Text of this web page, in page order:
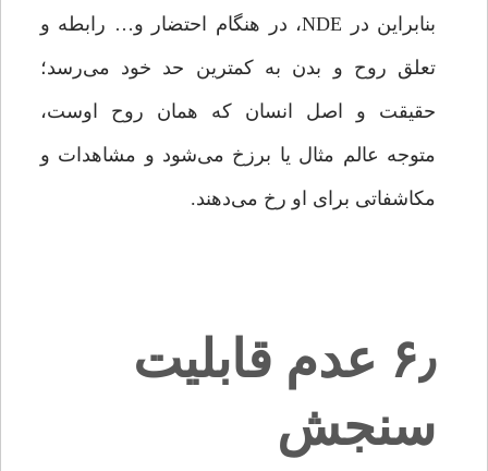
بنابراین در NDE، در هنگام احتضار و… رابطه و
تعلق روح و بدن به کمترین حد خود می‌رسد؛
حقیقت و اصل انسان که همان روح اوست،
متوجه عالم مثال یا برزخ می‌شود و مشاهدات و
مکاشفاتی برای او رخ می‌دهند.
۶٫ عدم قابلیت
سنجش